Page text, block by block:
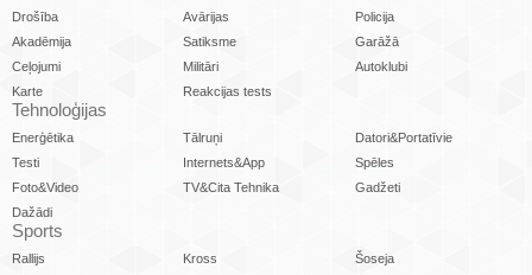
Drošība Avārijas
Policija
Akadēmija
Satiksme
Garāžā
Ceļojumi
Militāri
Autoklubi
Karte
Reakcijas tests
Tehnoloģijas
Enerģētika Tālruņi
Datori&Portatīvie
Testi
Internets&App
Spēles
Foto&Video
TV&Cita Tehnika
Gadžeti
Dažādi
Sports
Rallijs Kross
Šoseja